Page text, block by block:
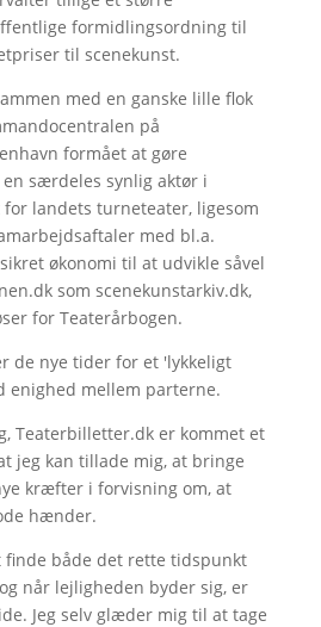
formidlingsordning til
til scenekunst.
med en ganske lille flok
på
formået at gøre
særdeles synlig aktør i
landets turneteater, ligesom
med bl.a.
økonomi til at udvikle såvel
som scenekunstarkiv.dk,
for Teaterårbogen.
de nye tider for et 'lykkeligt
enighed mellem parterne.
Teaterbilletter.dk er kommet et
jeg kan tillade mig, at bringe
kræfter i forvisning om, at
hænder.
finde både det rette tidspunkt
når lejligheden byder sig, er
Jeg selv glæder mig til at tage